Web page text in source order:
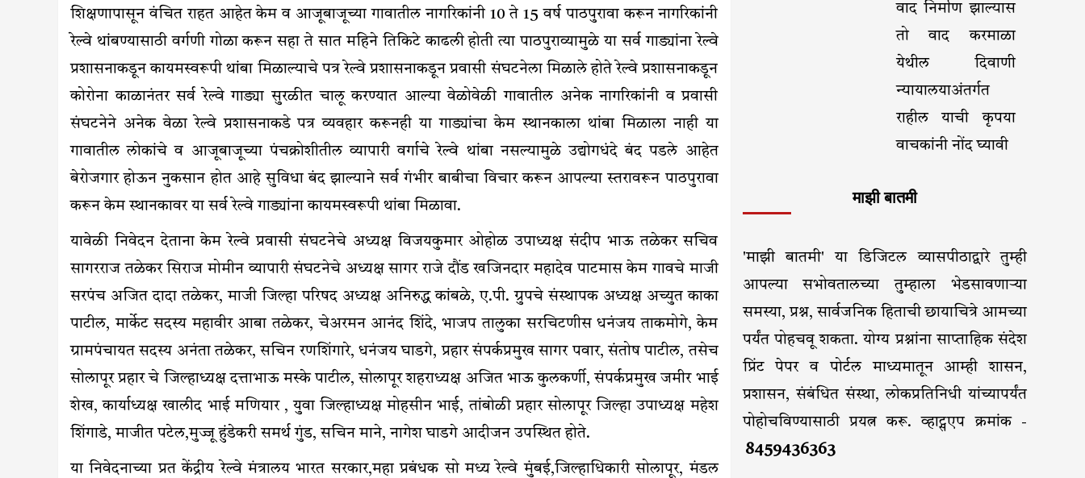
शिक्षणापासून वंचित राहत आहेत केम व आजूबाजूच्या गावातील नागरिकांनी 10 ते 15 वर्ष पाठपुरावा करून नागरिकांनी
रेल्वे थांबण्यासाठी वर्गणी गोळा करून सहा ते सात महिने तिकिटे काढली होती त्या पाठपुराव्यामुळे या सर्व गाड्यांना रेल्वे
प्रशासनाकडून कायमस्वरूपी थांबा मिळाल्याचे पत्र रेल्वे प्रशासनाकडून प्रवासी संघटनेला मिळाले होते रेल्वे प्रशासनाकडून
कोरोना काळानंतर सर्व रेल्वे गाड्या सुरळीत चालू करण्यात आल्या वेळोवेळी गावातील अनेक नागरिकांनी व प्रवासी
संघटनेने अनेक वेळा रेल्वे प्रशासनाकडे पत्र व्यवहार करूनही या गाड्यांचा केम स्थानकाला थांबा मिळाला नाही या
गावातील लोकांचे व आजूबाजूच्या पंचक्रोशीतील व्यापारी वर्गाचे रेल्वे थांबा नसल्यामुळे उद्योगधंदे बंद पडले आहेत
बेरोजगार होऊन नुकसान होत आहे सुविधा बंद झाल्याने सर्व गंभीर बाबीचा विचार करून आपल्या स्तरावरून पाठपुरावा
करून केम स्थानकावर या सर्व रेल्वे गाड्यांना कायमस्वरूपी थांबा मिळावा.
यावेळी निवेदन देताना केम रेल्वे प्रवासी संघटनेचे अध्यक्ष विजयकुमार ओहोळ उपाध्यक्ष संदीप भाऊ तळेकर सचिव
सागरराज तळेकर सिराज मोमीन व्यापारी संघटनेचे अध्यक्ष सागर राजे दौंड खजिनदार महादेव पाटमास केम गावचे माजी
सरपंच अजित दादा तळेकर, माजी जिल्हा परिषद अध्यक्ष अनिरुद्ध कांबळे, ए.पी. ग्रुपचे संस्थापक अध्यक्ष अच्युत काका
पाटील, मार्केट सदस्य महावीर आबा तळेकर, चेअरमन आनंद शिंदे, भाजप तालुका सरचिटणीस धनंजय ताकमोगे, केम
ग्रामपंचायत सदस्य अनंता तळेकर, सचिन रणशिंगारे, धनंजय घाडगे, प्रहार संपर्कप्रमुख सागर पवार, संतोष पाटील, तसेच
सोलापूर प्रहार चे जिल्हाध्यक्ष दत्ताभाऊ मस्के पाटील, सोलापूर शहराध्यक्ष अजित भाऊ कुलकर्णी, संपर्कप्रमुख जमीर भाई
शेख, कार्याध्यक्ष खालीद भाई मणियार , युवा जिल्हाध्यक्ष मोहसीन भाई, तांबोळी प्रहार सोलापूर जिल्हा उपाध्यक्ष महेश
शिंगाडे, माजीत पटेल,मुज्जू हुंडेकरी समर्थ गुंड, सचिन माने, नागेश घाडगे आदीजन उपस्थित होते.
या निवेदनाच्या प्रत केंद्रीय रेल्वे मंत्रालय भारत सरकार,महा प्रबंधक सो मध्य रेल्वे मुंबई,जिल्हाधिकारी सोलापूर, मंडल
वाद निर्माण झाल्यास
तो वाद करमाळा
येथील दिवाणी
न्यायालयाअंतर्गत
राहील याची कृपया
वाचकांनी नोंद घ्यावी
माझी बातमी
'माझी बातमी' या डिजिटल व्यासपीठाद्वारे तुम्ही
आपल्या सभोवतालच्या तुम्हाला भेडसावणाऱ्या
समस्या, प्रश्न, सार्वजनिक हिताची छायाचित्रे आमच्या
पर्यंत पोहचवू शकता. योग्य प्रश्नांना साप्ताहिक संदेश
प्रिंट पेपर व पोर्टल माध्यमातून आम्ही शासन,
प्रशासन, संबंधित संस्था, लोकप्रतिनिधी यांच्यापर्यंत
पोहोचविण्यासाठी प्रयत्न करू. व्हाट्सएप क्रमांक -
8459436363